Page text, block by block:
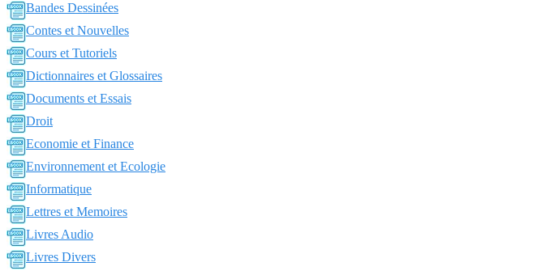
Bandes Dessinées
Contes et Nouvelles
Cours et Tutoriels
Dictionnaires et Glossaires
Documents et Essais
Droit
Economie et Finance
Environnement et Ecologie
Informatique
Lettres et Memoires
Livres Audio
Livres Divers